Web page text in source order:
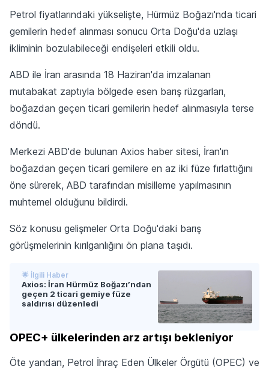
Petrol fiyatlarındaki yükselişte, Hürmüz Boğazı'nda ticari
gemilerin hedef alınması sonucu Orta Doğu'da uzlaşı
ikliminin bozulabileceği endişeleri etkili oldu.
ABD ile İran arasında 18 Haziran'da imzalanan
mutabakat zaptıyla bölgede esen barış rüzgarları,
boğazdan geçen ticari gemilerin hedef alınmasıyla terse
döndü.
Merkezi ABD'de bulunan Axios haber sitesi, İran'ın
boğazdan geçen ticari gemilere en az iki füze fırlattığını
öne sürerek, ABD tarafından misilleme yapılmasının
muhtemel olduğunu bildirdi.
Söz konusu gelişmeler Orta Doğu'daki barış
görüşmelerinin kırılganlığını ön plana taşıdı.
🌟 İlgili Haber
Axios: İran Hürmüz Boğazı’ndan
geçen 2 ticari gemiye füze
saldırısı düzenledi
OPEC+ ülkelerinden arz artışı bekleniyor
Öte yandan, Petrol İhraç Eden Ülkeler Örgütü (OPEC) ve